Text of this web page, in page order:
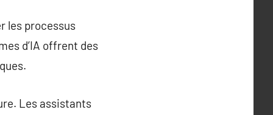
les processus
d’IA offrent des
Les assistants